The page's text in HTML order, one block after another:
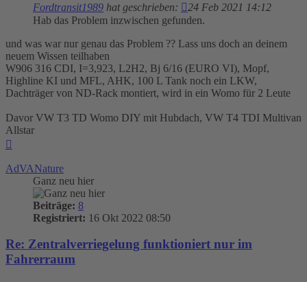
Fordtransit1989 hat geschrieben:
24 Feb 2021 14:12
Hab das Problem inzwischen gefunden.
und was war nur genau das Problem ?? Lass uns doch an deinem
neuem Wissen teilhaben
W906 316 CDI, I=3,923, L2H2, Bj 6/16 (EURO VI), Mopf,
Highline KI und MFL, AHK, 100 L Tank noch ein LKW,
Dachträger von ND-Rack montiert, wird in ein Womo für 2 Leute
Davor VW T3 TD Womo DIY mit Hubdach, VW T4 TDI Multivan
Allstar
AdVANature
Ganz neu hier
Beiträge: 8
Registriert: 16 Okt 2022 08:50
Re: Zentralverriegelung funktioniert nur im
Fahrerraum